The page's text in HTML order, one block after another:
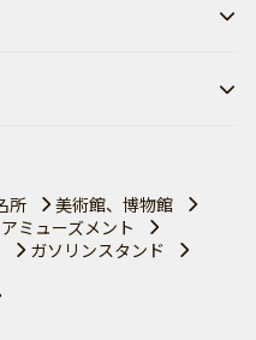
所
美術館、博物館
アミューズメント
ガソリンスタンド